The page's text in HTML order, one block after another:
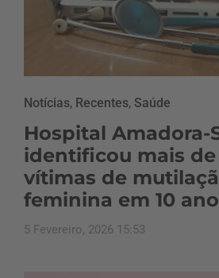
Notícias, Recentes, Saúde
Hospital Amadora-
identificou mais de
vítimas de
feminina em 10
5 Fevereiro, 2026 15:53